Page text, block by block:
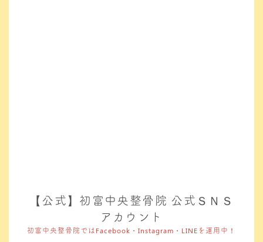
【公式】初富中央整骨院 公式ＳＮＳ
アカウント
初富中央整骨院ではFacebook・Instagram・LINEを運用中！